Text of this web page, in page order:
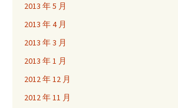
2013 年 5 月
2013 年 4 月
2013 年 3 月
2013 年 1 月
2012 年 12 月
2012 年 11 月